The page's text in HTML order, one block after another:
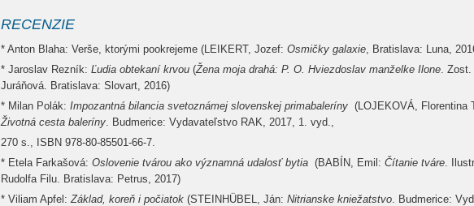
RECENZIE
* Anton Blaha: Verše, ktorými pookrejeme (LEIKERT, Jozef: Osmičky galaxie, Bratislava: Luna,
* Jaroslav Rezník: Ľudia obtekaní krvou (Žena moja drahá: P. O. Hviezdoslav manželke Ilone. Zost.
Juráňová. Bratislava: Slovart, 2016)
* Milan Polák: Impozantná bilancia svetoznámej slovenskej primabaleríny (LOJEKOVÁ, Florentina
Životná cesta baleríny. Budmerice: Vydavateľstvo RAK, 2017, 1. vyd.,
270 s., ISBN 978-80-85501-66-7.
* Etela Farkašová: Oslovenie tvárou ako významná udalosť bytia (BABÍN, Emil: Čítanie tváre.
Rudolfa Filu. Bratislava: Petrus, 2017)
* Viliam Apfel:Základ, koreň i počiatok (STEINHÜBEL, Ján: Nitrianske kniežatstvo. Budmerice: